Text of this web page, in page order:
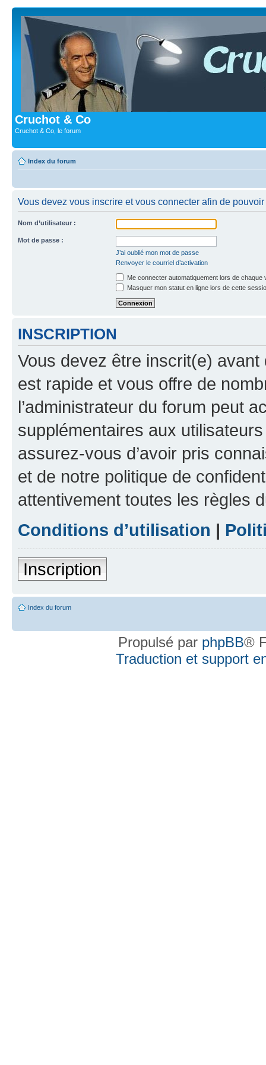
Cruchot & Co
Cruchot & Co, le forum
Index du forum
Vous devez vous inscrire et vous connecter afin de
Nom d’utilisateur :
Mot de passe :
J’ai oublié mon mot de passe
Renvoyer le courriel d’activation
Me connecter automatiquement lors de chaque
Masquer mon statut en ligne lors de cette
INSCRIPTION
Vous devez être inscrit(e) avant
est rapide et vous offre de
l’administrateur du forum peut
supplémentaires aux
assurez-vous d’avoir pris
et de notre politique de
attentivement toutes les règles
Conditions d’utilisation |
Inscription
Index du forum
Propulsé par phpBB®
Traduction et support